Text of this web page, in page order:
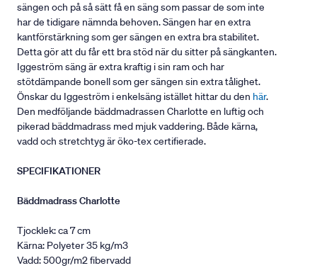
sängen och på så sätt få en säng som passar de som inte
har de tidigare nämnda behoven. Sängen har en extra
kantförstärkning som ger sängen en extra bra stabilitet.
Detta gör att du får ett bra stöd när du sitter på sängkanten.
Iggeström säng är extra kraftig i sin ram och har
stötdämpande bonell som ger sängen sin extra tålighet.
Önskar du Iggeström i enkelsäng istället hittar du den här.
Den medföljande bäddmadrassen Charlotte en luftig och
pikerad bäddmadrass med mjuk vaddering. Både kärna,
vadd och stretchtyg är öko-tex certifierade.
SPECIFIKATIONER
Bäddmadrass Charlotte
Tjocklek: ca 7 cm
Kärna: Polyeter 35 kg/m3
Vadd: 500gr/m2 fibervadd